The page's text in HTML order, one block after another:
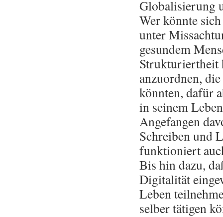
Globalisierung
Wer könnte
unter
gesundem
Strukturiertheit
anzuordnen,
könnten, dafür
in seinem
Angefangen
Schreiben und
funktioniert
Bis hin dazu,
Digitalität
Leben
selber tätigen